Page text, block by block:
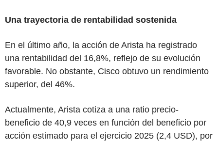
Una trayectoria de rentabilidad sostenida
En el último año, la acción de Arista ha registrado
una rentabilidad del 16,8%, reflejo de su evolución
favorable. No obstante, Cisco obtuvo un rendimiento
superior, del 46%.
Actualmente, Arista cotiza a una ratio precio-
beneficio de 40,9 veces en función del beneficio por
acción estimado para el ejercicio 2025 (2,4 USD), por